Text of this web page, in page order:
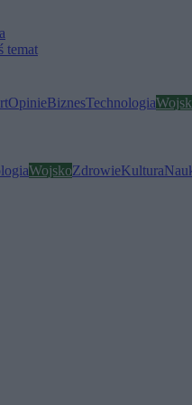
temat
OpinieBiznesTechnologia
WojskoZdrowieKultura